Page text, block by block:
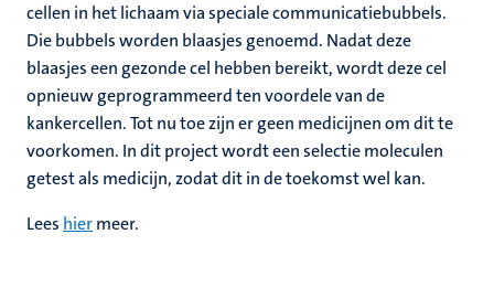
cellen in het lichaam via speciale communicatiebubbels.
Die bubbels worden blaasjes genoemd. Nadat deze
blaasjes een gezonde cel hebben bereikt, wordt deze cel
opnieuw geprogrammeerd ten voordele van de
kankercellen. Tot nu toe zijn er geen medicijnen om dit te
voorkomen. In dit project wordt een selectie moleculen
getest als medicijn, zodat dit in de toekomst wel kan.
Lees hiermeer.